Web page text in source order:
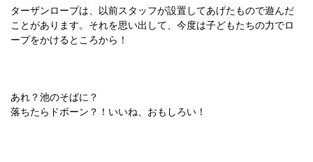
ターザンロープは、以前スタッフが設置してあげたもので遊んだ
ことがあります。それを思い出して、今度は子どもたちの力でロ
ープをかけるところから！
あれ？池のそばに？
落ちたらドボーン？！いいね、おもしろい！